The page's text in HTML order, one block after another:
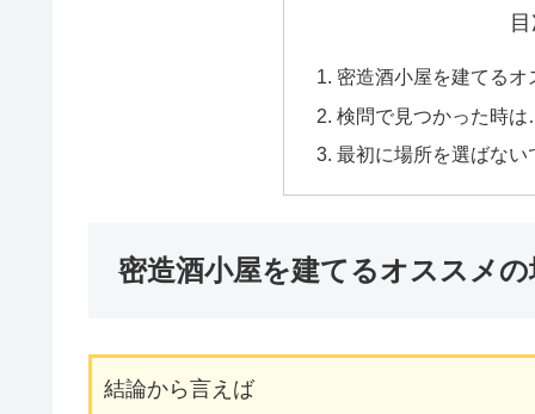
密造酒小屋を建てるオ
検問で見つかった時
最初に場所を選ばな
密造酒小屋を建てるオススメの
結論から言えば